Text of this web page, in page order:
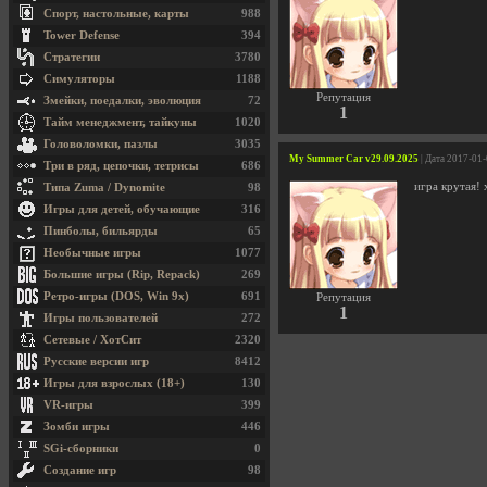
Репутация
1
My Summer Car v29.09.2025 | Дата 2017-
Репутация
1
игра крутая!
988
Спорт, настольные, карты
394
Tower Defense
3780
Стратегии
1188
Симуляторы
72
Змейки, поедалки, эволюция
1020
Тайм менеджмент, тайкуны
3035
Головоломки, пазлы
686
Три в ряд, цепочки, тетрисы
98
Типа Zuma / Dynomite
316
Игры для детей, обучающие
65
Пинболы, бильярды
1077
Необычные игры
269
Большие игры (Rip, Repack)
691
Ретро-игры (DOS, Win 9x)
272
Игры пользователей
2320
Сетевые / ХотСит
8412
Русские версии игр
130
Игры для взрослых (18+)
399
VR-игры
446
Зомби игры
0
SGi-сборники
98
Создание игр